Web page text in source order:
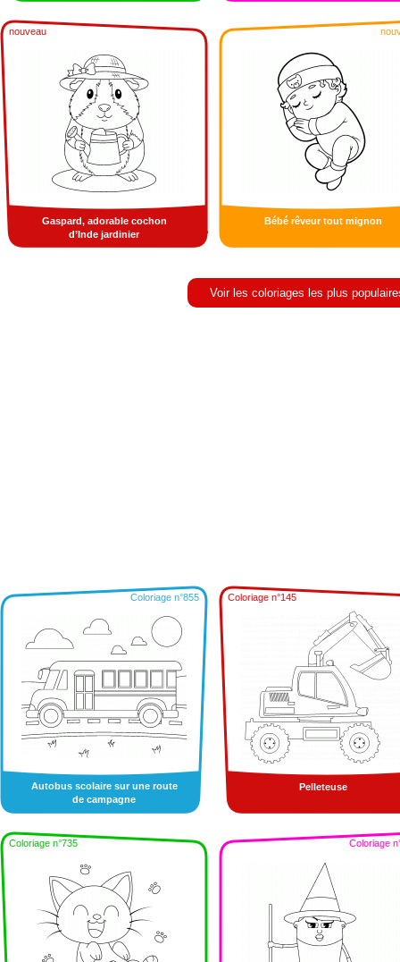
nouveau
Gaspard, adorable cochon
d’Inde jardinier
Bébé rêveur tout mignon
Voir les coloriages les plus
Coloriage n°855
Autobus scolaire sur une route
de campagne
Coloriage n°145
Pelleteuse
Coloriage n°735 Coloriage